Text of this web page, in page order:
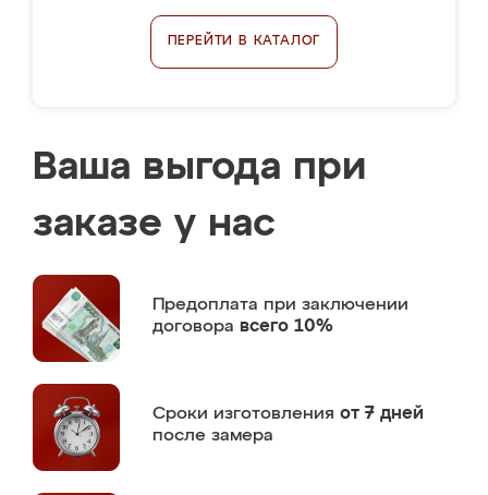
ПЕРЕЙТИ В КАТАЛОГ
Ваша выгода при
заказе у нас
Предоплата при заключении
договора всего 10%
Сроки изготовления от 7 дней
после замера